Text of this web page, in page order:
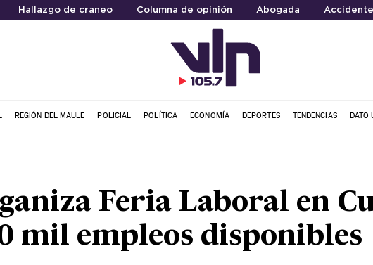
Hallazgo de craneo Columna de opinión Abogada
REGIÓN DEL MAULE POLICIAL POLÍTICA ECONOMÍA DEPORTES TENDENCIAS DATO
Feria Laboral en
mil empleos disponibles